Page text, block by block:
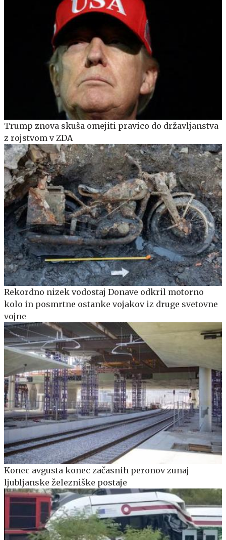
Trump znova skuša omejiti pravico do državljanstva
z rojstvom v ZDA
Rekordno nizek vodostaj Donave odkril motorno
kolo in posmrtne ostanke vojakov iz druge svetovne
vojne
Konec avgusta konec začasnih peronov zunaj
ljubljanske železniške postaje